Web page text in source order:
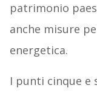
patrimonio
anche misure
energetica.
I punti cinque e